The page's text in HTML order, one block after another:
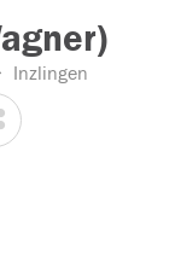
Inzlingen